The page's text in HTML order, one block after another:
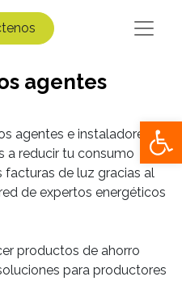
agentes
agentes e instaladores
a reducir tu consumo
de luz gracias al
de expertos energéticos
productos de ahorro
para productores